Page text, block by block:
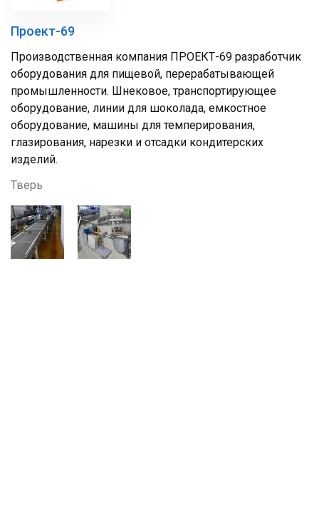
Проект-69
Производственная компания ПРОЕКТ-69 разработчик
оборудования для пищевой, перерабатывающей
промышленности. Шнековое, транспортирующее
оборудование, линии для шоколада, емкостное
оборудование, машины для темперирования,
глазирования, нарезки и отсадки кондитерских
изделий.
Тверь